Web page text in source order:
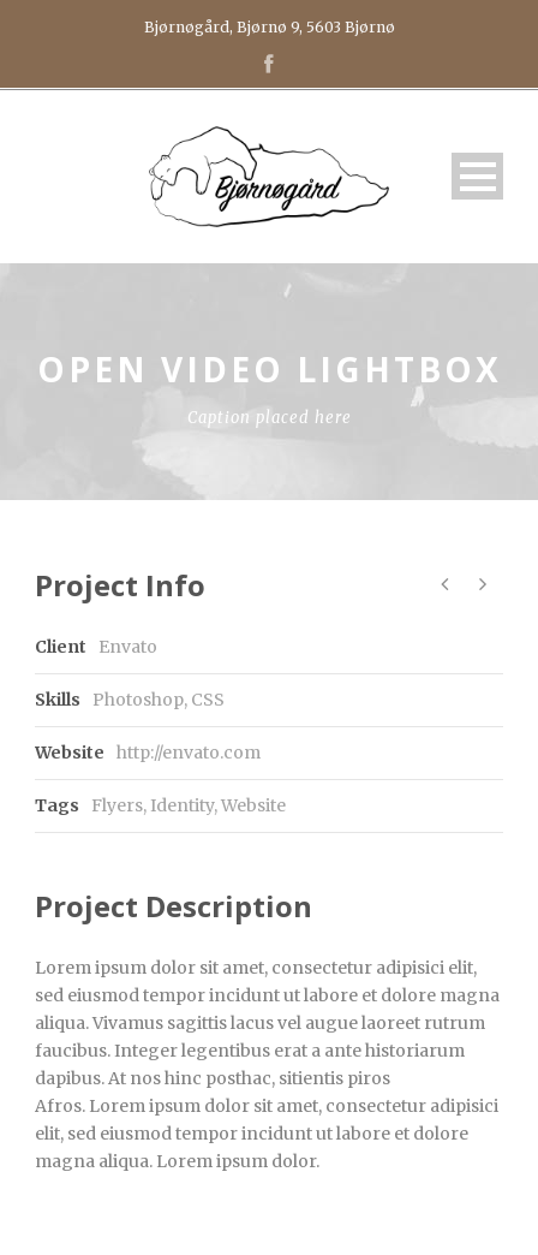
Bjørnøgård, Bjørnø 9, 5603 Bjørnø
OPEN VIDEO LIGHTBOX
Caption placed here
Project Info
Client Envato
Skills Photoshop, CSS
Website http://envato.com
Tags Flyers, Identity,Website
Project Description
Lorem ipsum dolor sit amet, consectetur adipisici elit,
sed eiusmod tempor incidunt ut labore et dolore magna
aliqua. Vivamus sagittis lacus vel augue laoreet rutrum
faucibus. Integer legentibus erat a ante historiarum
dapibus. At nos hinc posthac, sitientis piros
Afros. Lorem ipsum dolor sit amet, consectetur adipisici
elit, sed eiusmod tempor incidunt ut labore et dolore
magna aliqua. Lorem ipsum dolor.